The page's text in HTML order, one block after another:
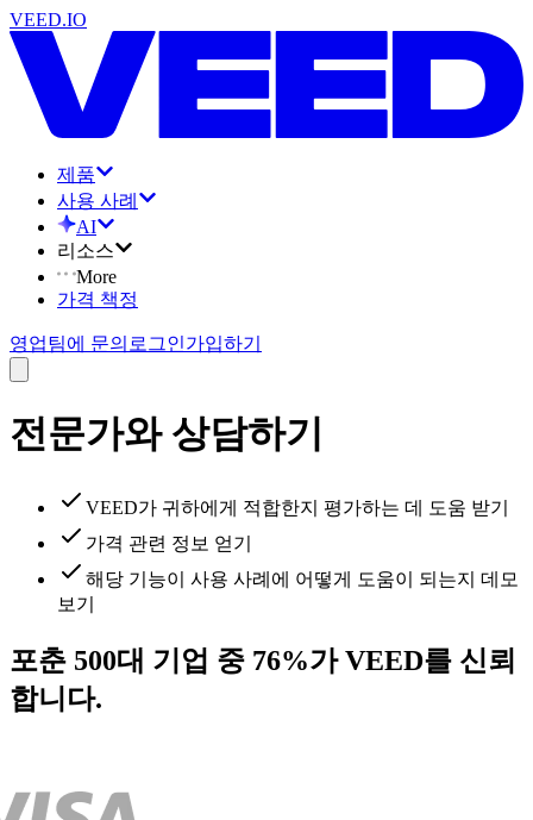
VEED.IO
제품
사용 사례
AI
리소스
More
가격 책정
영업팀에 문의 로그인가입하기
전문가와 상담하기
VEED가 귀하에게 적합한지 평가하는 데 도움 받기
가격 관련 정보 얻기
해당 기능이 사용 사례에 어떻게 도움이 되는지 데모
보기
포춘 500대 기업 중 76%가 VEED를 신뢰
합니다.